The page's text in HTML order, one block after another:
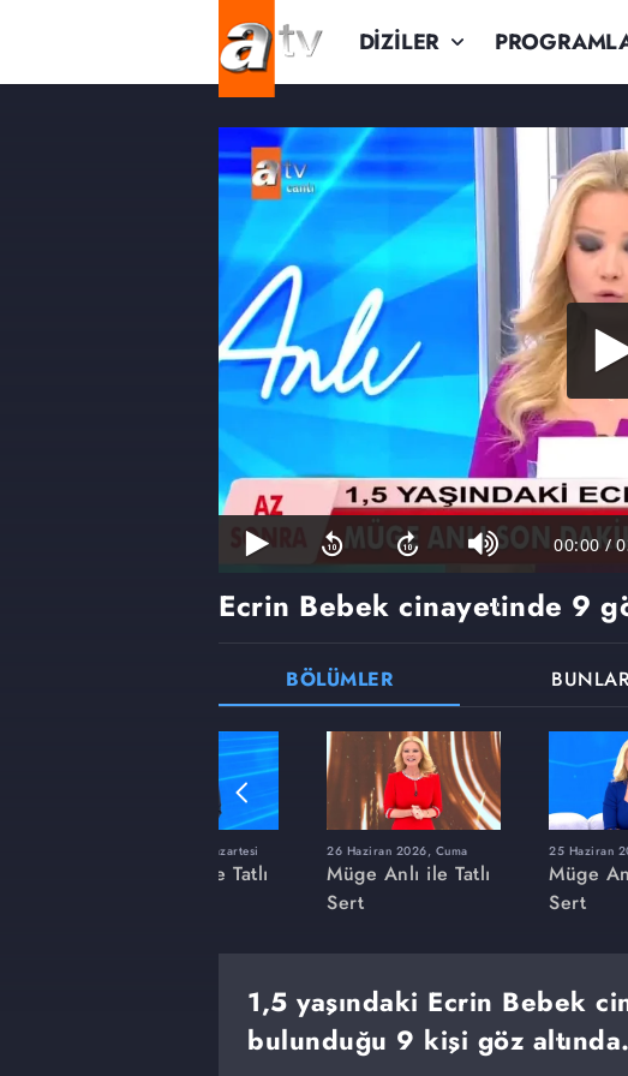
DİZİLER
00:00 /
Ecrin Bebek cinayetinde 9
BÖLÜMLER
8 Haziran 2026, Pazartesi
Müge Anlı ile Tatlı
26 Haziran 2026, Cuma
Müge Anlı ile Tatlı
Sert
25 Haziran
Müge
Sert
1,5 yaşındaki Ecrin Bebek
bulunduğu 9 kişi göz